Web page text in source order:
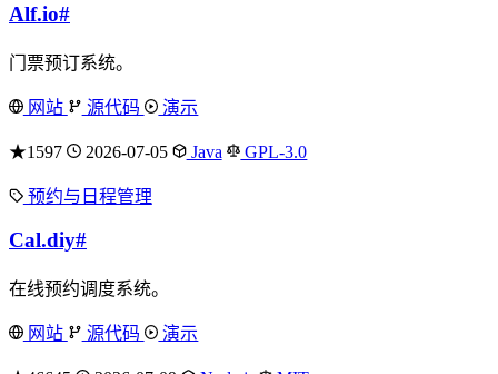
Alf.io#
门票预订系统。
网站 源代码 演示
★1597 2026-07-05 Java GPL-3.0
预约与日程管理
Cal.diy#
在线预约调度系统。
网站 源代码 演示